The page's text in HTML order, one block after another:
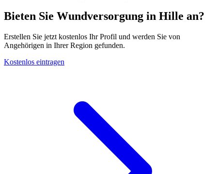
Bieten Sie Wundversorgung in Hille an?
Erstellen Sie jetzt kostenlos Ihr Profil und werden Sie von
Angehörigen in Ihrer Region gefunden.
Kostenlos eintragen